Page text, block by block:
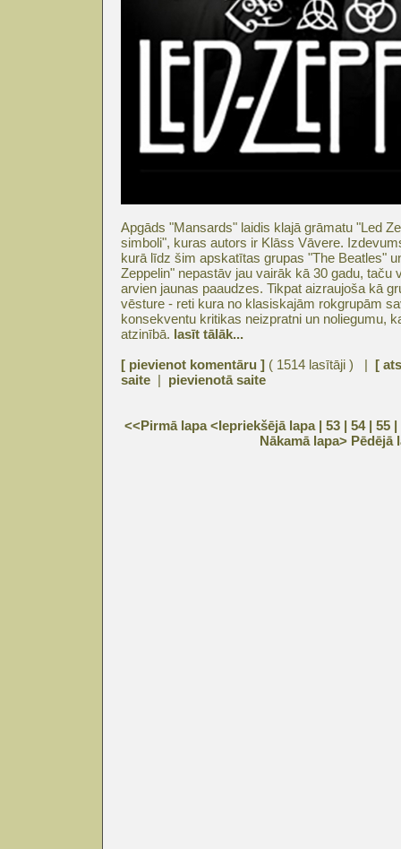
Apgāds "Mansards" laidis klajā grāmatu "Led
simboli", kuras autors ir Klāss Vāvere.
kurā līdz šim apskatītas grupas "The Beatles"
Zeppelin" nepastāv jau vairāk kā 30 gadu, taču
arvien jaunas paaudzes. Tikpat aizraujoša kā
vēsture - reti kura no klasiskajām rokgrupām
konsekventu kritikas neizpratni un noliegumu,
atzinībā. lasīt tālāk...
[ pievienot komentāru ] ( 1514 lasītāji ) | [
saite | pievienotā saite
<<Pirmā lapa<Iepriekšējā lapa | 53 | 54| 55 |
Nākamā lapa> Pēdējā